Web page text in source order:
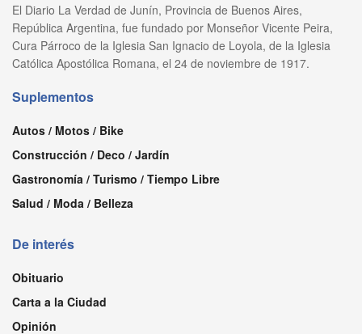
El Diario La Verdad de Junín, Provincia de Buenos Aires,
República Argentina, fue fundado por Monseñor Vicente Peira,
Cura Párroco de la Iglesia San Ignacio de Loyola, de la Iglesia
Católica Apostólica Romana, el 24 de noviembre de 1917.
Suplementos
Autos / Motos / Bike
Construcción / Deco / Jardín
Gastronomía / Turismo / Tiempo Libre
Salud / Moda / Belleza
De interés
Obituario
Carta a la Ciudad
Opinión